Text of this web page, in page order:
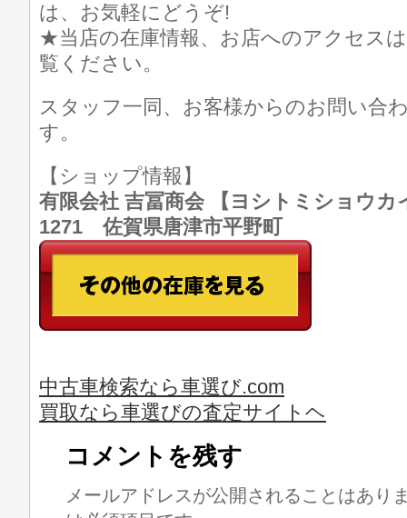
は、お気軽にどうぞ!
★当店の在庫情報、お店へのアクセス
覧ください。
スタッフ一同、お客様からのお問い合
す。
【ショップ情報】
有限会社 吉冨商会 【ヨシトミショウ
1271 佐賀県唐津市平野町
中古車検索なら車選び.com
買取なら車選びの査定サイトヘ
コメントを残す
メールアドレスが公開されることはあり